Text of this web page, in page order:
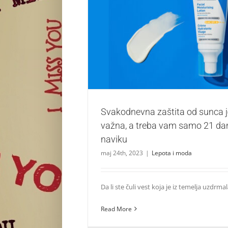
Svakodnevna zaštita od sunca je veoma
samo 21 dan da pređe u
Lepota i moda
Svakodnevna zaštita od sunca
važna, a treba vam samo 21
naviku
maj 24th, 2023 | Lepota i moda
Da li ste čuli vest koja je iz temelja
Read More